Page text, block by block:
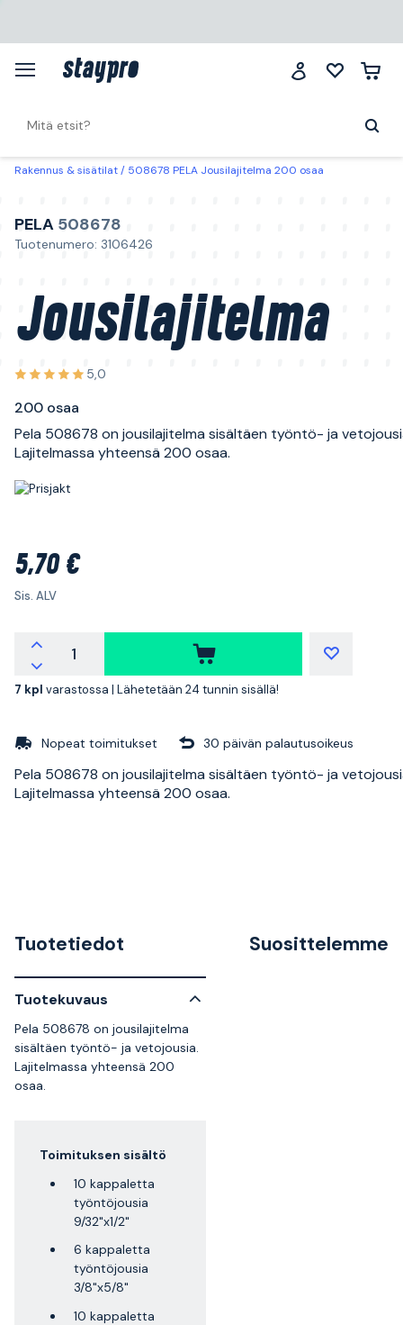
Rakennus & sisätilat 508678 PELA Jousilajitelma 200 osaa
PELA 508678
Tuotenumero: 3106426
Jousilajitelma
5,0
200 osaa
Pela 508678 on jousilajitelma sisältäen työntö- ja
Lajitelmassa yhteensä 200 osaa.
5,70 €
Sis. ALV
7 kpl varastossa | Lähetetään 24 tunnin sisällä!
Nopeat toimitukset 30 päivän palautusoikeus
Pela 508678 on jousilajitelma sisältäen työntö- ja
Lajitelmassa yhteensä 200 osaa.
Tuotetiedot
Tuotekuvaus
Pela 508678 on jousilajitelma
sisältäen työntö- ja vetojousia.
Lajitelmassa yhteensä 200
osaa.
Toimituksen sisältö
10 kappaletta
työntöjousia
9/32"x1/2"
6 kappaletta
työntöjousia
3/8"x5/8"
10 kappaletta
Suosittelemme